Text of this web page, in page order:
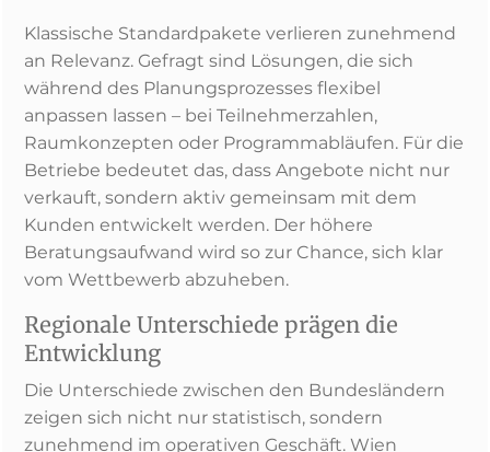
Klassische Standardpakete verlieren zunehmend
an Relevanz. Gefragt sind Lösungen, die sich
während des Planungsprozesses flexibel
anpassen lassen – bei Teilnehmerzahlen,
Raumkonzepten oder Programmabläufen. Für die
Betriebe bedeutet das, dass Angebote nicht nur
verkauft, sondern aktiv gemeinsam mit dem
Kunden entwickelt werden. Der höhere
Beratungsaufwand wird so zur Chance, sich klar
vom Wettbewerb abzuheben.
Regionale Unterschiede prägen die
Entwicklung
Die Unterschiede zwischen den Bundesländern
zeigen sich nicht nur statistisch, sondern
zunehmend im operativen Geschäft. Wien